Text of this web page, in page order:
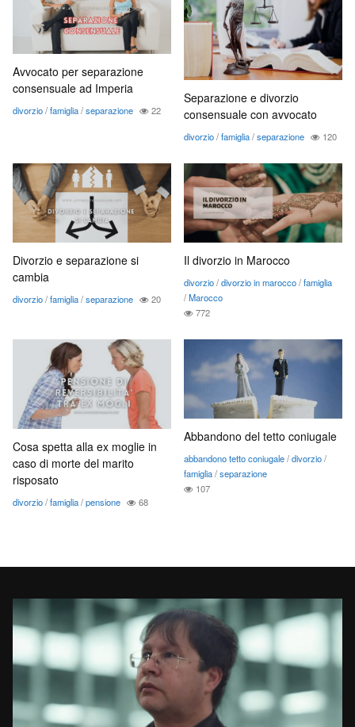
Avvocato per separazione
consensuale ad Imperia
divorzio/famiglia/separazione 22
Separazione e divorzio
consensuale con avvocato
divorzio/famiglia/separazione 120
Divorzio e separazione si
cambia
divorzio/famiglia/separazione 20
Il divorzio in Marocco
divorzio/divorzio in marocco/famiglia
/Marocco
772
Cosa spetta alla ex moglie in
caso di morte del marito
risposato
divorzio/famiglia/pensione 68
Abbandono del tetto coniugale
abbandono tetto coniugale/divorzio/
famiglia/separazione
107